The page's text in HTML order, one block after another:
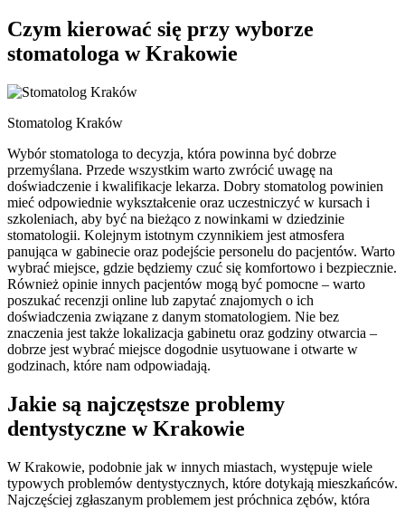
Czym kierować się przy wyborze
stomatologa w Krakowie
Stomatolog Kraków
Wybór stomatologa to decyzja, która powinna być dobrze
przemyślana. Przede wszystkim warto zwrócić uwagę na
doświadczenie i kwalifikacje lekarza. Dobry stomatolog powinien
mieć odpowiednie wykształcenie oraz uczestniczyć w kursach i
szkoleniach, aby być na bieżąco z nowinkami w dziedzinie
stomatologii. Kolejnym istotnym czynnikiem jest atmosfera
panująca w gabinecie oraz podejście personelu do pacjentów. Warto
wybrać miejsce, gdzie będziemy czuć się komfortowo i bezpiecznie.
Również opinie innych pacjentów mogą być pomocne – warto
poszukać recenzji online lub zapytać znajomych o ich
doświadczenia związane z danym stomatologiem. Nie bez
znaczenia jest także lokalizacja gabinetu oraz godziny otwarcia –
dobrze jest wybrać miejsce dogodnie usytuowane i otwarte w
godzinach, które nam odpowiadają.
Jakie są najczęstsze problemy
dentystyczne w Krakowie
W Krakowie, podobnie jak w innych miastach, występuje wiele
typowych problemów dentystycznych, które dotykają mieszkańców.
Najczęściej zgłaszanym problemem jest próchnica zębów, która